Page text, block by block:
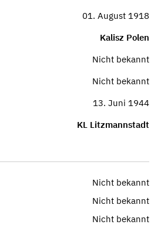
01. August 1918
Kalisz Polen
Nicht bekannt
Nicht bekannt
13. Juni 1944
KL Litzmannstadt
Nicht bekannt
Nicht bekannt
Nicht bekannt